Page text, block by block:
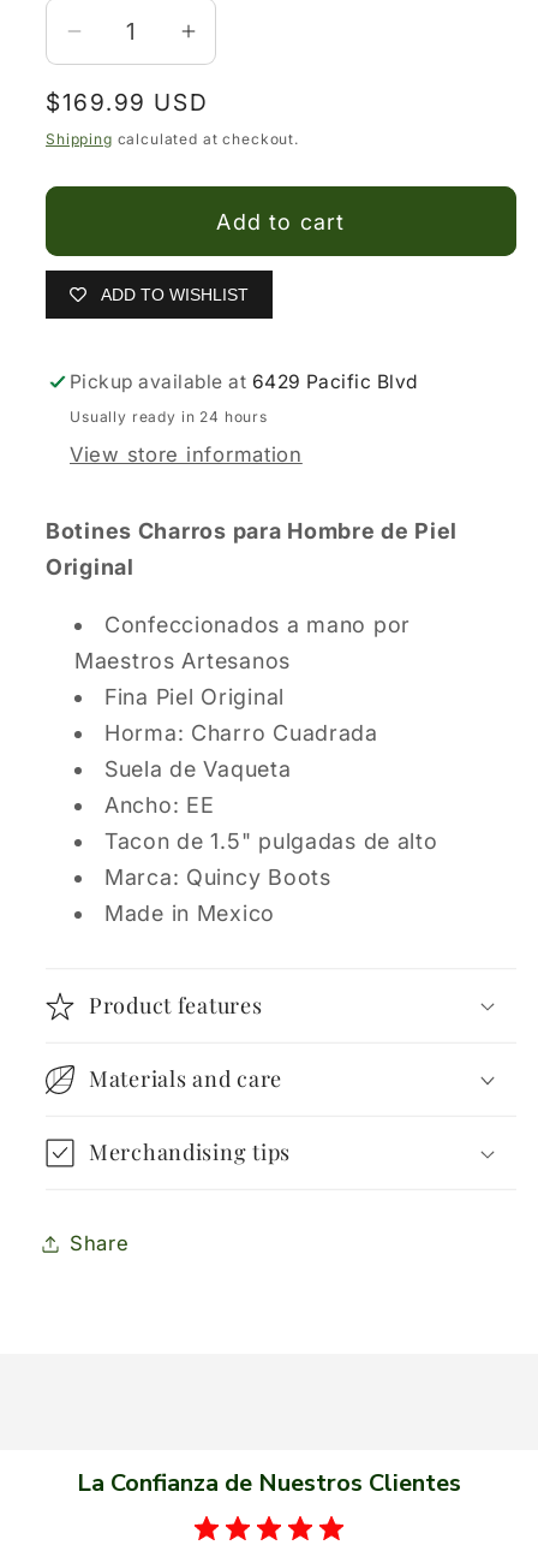
Decrease
for
Botines
Piel
con
Punta
Negro
nuevo
Increase
for
Botines
Piel
con
Punta
Negro
nuevo
Regular
price
$169.99 USD
Shipping calculated at checkout.
Add to cart
ADD TO WISHLIST
Pickup available at 6429 Pacific Blvd
Usually ready in 24 hours
View store information
Botines Charros para Hombre de Piel
Original
Confeccionados a mano por
Maestros Artesanos
Fina Piel Original
Horma: Charro Cuadrada
Suela de Vaqueta
Ancho: EE
Tacon de 1.5" pulgadas de alto
Marca: Quincy Boots
Made in Mexico
Product features
Materials and care
Merchandising tips
Share
La Confianza de Nuestros Clientes